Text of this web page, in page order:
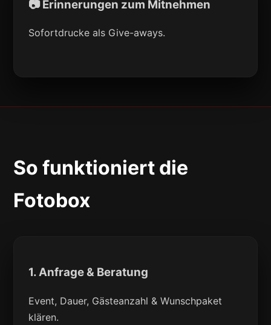
📷 Erinnerungen zum Mitnehmen
Sofortdrucke als Give-aways.
So funktioniert die
Fotobox
1. Anfrage & Beratung
Event, Dauer, Gästeanzahl & Wunschpaket
klären.